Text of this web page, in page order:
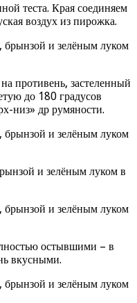
теста. Края соединяем
воздух из пирожка.
противень, застеленный
до 180 градусов
низ» др румяности.
и зелёным луком в
остывшими – в
вкусными.